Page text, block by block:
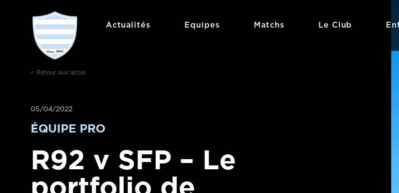
Actualités Equipes Matchs Le Club
< Retour aux actus
05/04/2022
ÉQUIPE PRO
R92 v SFP – Le
portfolio de